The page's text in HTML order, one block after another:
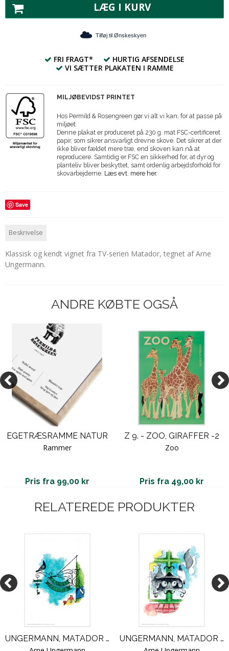
LÆG I KURV
Tilføj til Ønskeskyen
FRI FRAGT*
HURTIG AFSENDELSE
VI SÆTTER PLAKATEN I RAMME
MILJØBEVIDST PRINTET
Hos Permild & Rosengreen gør vi alt vi kan, for at passe på
miljøet.
Denne plakat er produceret på 230 g. mat FSC-certificeret
papir, som sikrer ansvarligt drevne skove. Det sikrer at der
ikke bliver fældet mere træ, end skoven kan nå at
reproducere. Samtidig er FSC en sikkerhed for, at dyr og
planteliv bliver beskyttet, samt ordenlig arbejdsforhold for
skovarbejderne. Læs evt. mere her.
Save
Beskrivelse
Klassisk og kendt vignet fra TV-serien Matador, tegnet af Arne
Ungermann.
ANDRE KØBTE OGSÅ
EGETRÆSRAMME NATUR
Rammer
Pris fra 99,00 kr
Z 9. - ZOO, GIRAFFER -2
Zoo
Pris fra 49,00 kr
RELATEREDE PRODUKTER
UNGERMANN, MATADOR SERIEN - 9 / U 9
UNGERMANN, MATADOR SERIEN - 16 / U 16